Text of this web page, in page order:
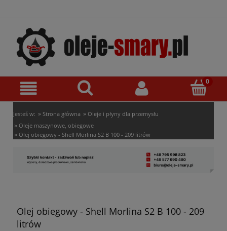
Jesteś w: » Strona główna » Oleje i płyny dla przemysłu
» Oleje maszynowe, obiegowe
» Olej obiegowy - Shell Morlina S2 B 100 - 209 litrów
Olej obiegowy - Shell Morlina S2 B 100 - 209
litrów